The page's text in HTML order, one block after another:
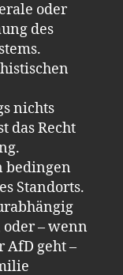
oder
des
nichts
das Recht
bedingen
Standorts.
– wenn
AfD geht –